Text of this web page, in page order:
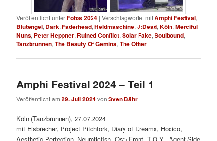
Veröffentlicht unterFotos 2024 |Verschlagwortet mitAmphi Festival,
Blutengel, Dark,Faderhead,Heldmaschine,J:Dead,Köln,Merciful
Nuns, Peter Heppner, Ruined Conflict,Solar Fake,Soulbound,
Tanzbrunnen,The Beauty Of Gemina,The Other
Amphi Festival 2024 – Teil 1
Veröffentlicht am29. Juli 2024vonSven Bähr
Köln (Tanzbrunnen), 27.07.2024
mit Eisbrecher, Project Pitchfork, Diary of Dreams, Hocico,
Aesthetic Perfection, Neuroticfish, Ost+Front, T.O.Y., Agent Side